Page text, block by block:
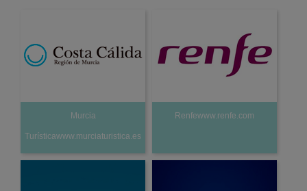
Murcia
Turísticawww.murciaturistica.es
Renfewww.renfe.com